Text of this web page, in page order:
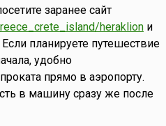
заранее сайт
heraklionи
планируете путешествие
удобно
прямо в аэропорту.
в машину сразу же после